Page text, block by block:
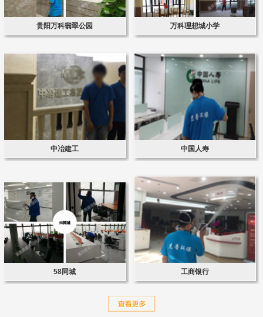
贵阳万科翡翠公园 万科理想城小学
中冶建工 中国人寿
58同城 工商银行